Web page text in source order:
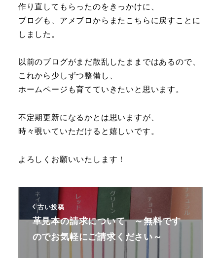
作り直してもらったのをきっかけに、
ブログも、アメブロからまたこちらに戻すことに
しました。
以前のブログがまだ散乱したままではあるので、
これから少しずつ整備し、
ホームページも育てていきたいと思います。
不定期更新になるかとは思いますが、
時々覗いていただけると嬉しいです。
よろしくお願いいたします！
古い投稿
革見本の請求について ～無料です
のでお気軽にご請求ください～